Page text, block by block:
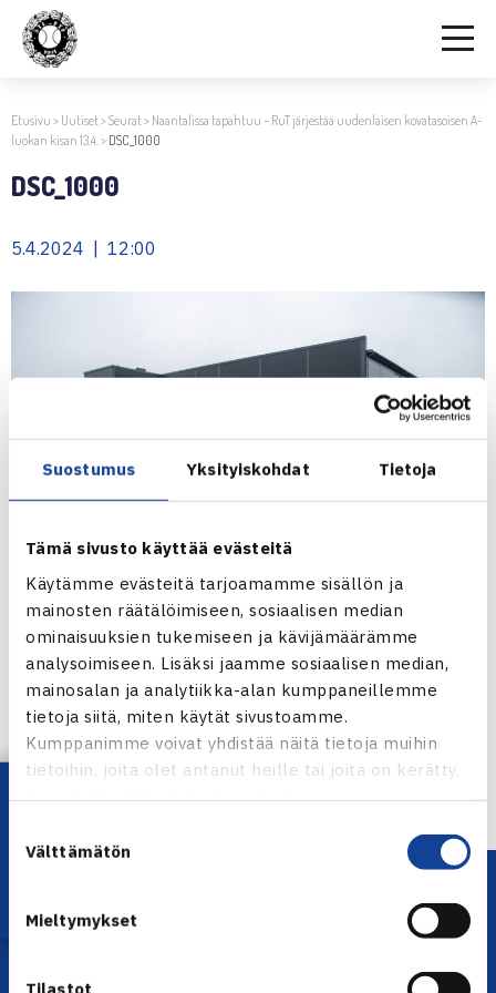
Suostumus Yksityiskohdat Tietoja
Tämä sivusto käyttää evästeitä
Käytämme evästeitä tarjoamamme sisällön ja
mainosten räätälöimiseen, sosiaalisen median
ominaisuuksien tukemiseen ja kävijämäärämme
analysoimiseen. Lisäksi jaamme sosiaalisen median,
mainosalan ja analytiikka-alan kumppaneillemme
tietoja siitä, miten käytät sivustoamme.
Kumppanimme voivat yhdistää näitä tietoja muihin
tietoihin, joita olet antanut heille tai joita on kerätty,
kun olet käyttänyt heidän palvelujaan.
valinta
Välttämätön
Mieltymykset
Etusivu > Uutiset>Seurat> Naantalissa tapahtuu – RuT järjestää uudenlaisen kovatasoisen A-
luokan kisan 13.4.> DSC_1000
DSC_1000
5.4.2024 | 12:00
← Edellinen
Lataa OmaTennis!